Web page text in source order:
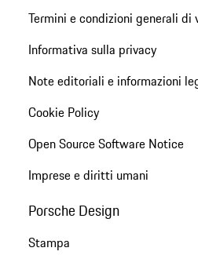
Termini e condizioni generali di
Informativa sulla privacy
Note editoriali e informazioni
Cookie Policy
Open Source Software Notice
Imprese e diritti umani
Porsche Design
Stampa